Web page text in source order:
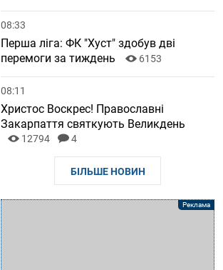
08:33
Перша ліга: ФК "Хуст" здобув дві
перемоги за тиждень
6153
08:11
Христос Воскрес! Православні
Закарпаття святкують Великдень
12794 4
БІЛЬШЕ НОВИН